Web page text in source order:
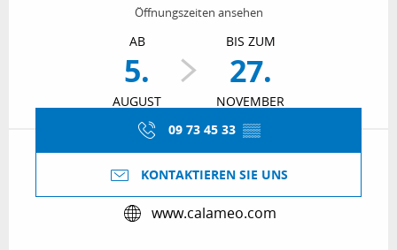
Öffnungszeiten ansehen
AB
5.
AUGUST
BIS ZUM
27.
NOVEMBER
09 73 45 33 ▒▒
KONTAKTIEREN SIE UNS
www.calameo.com